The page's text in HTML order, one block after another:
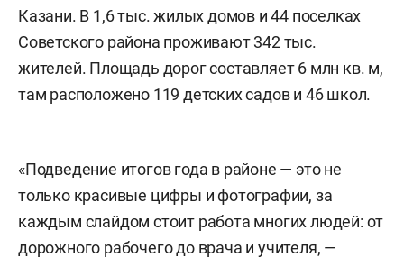
Казани. В 1,6 тыс. жилых домов и 44 поселках
Советского района проживают 342 тыс.
жителей. Площадь дорог составляет 6 млн кв. м,
там расположено 119 детских садов и 46 школ.
«Подведение итогов года в районе — это не
только красивые цифры и фотографии, за
каждым слайдом стоит работа многих людей: от
дорожного рабочего до врача и учителя, —